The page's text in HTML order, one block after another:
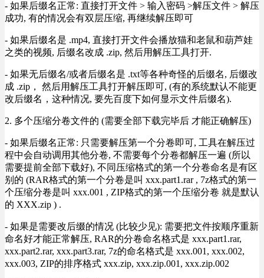
- 如果后缀名正常: 直接打开文件 > 输入密码 >解压文件 > 解压
成功, 有的情况会有双层压缩, 再继续解压即可
- 如果后缀名是 .mp4, 直接打开文件会播放猫和老鼠和葫芦娃
之类的视频, 后缀名改成 .zip, 然后用解压工具打开.
- 如果无后缀名/或者后缀名是 .txt等各种奇怪的后缀名, 后缀改
成 .zip， 然后用解压工具打开解压即可, (有的系统默认不能更
改后缀名，这种情况, 要先百度下如何显示文件后缀名).
2. 多个压缩分卷文件的 (需要全部下载完毕后 才能正确解压)
- 如果后缀名正常: 只需要解压第一个分卷即可, 工具在解压过
程中会自动调用其他分卷, 不需要每个分卷都解压一遍 (所以
需要提前全部下载好), 不同压缩格式的第一个分卷命名是有区
别的 (RAR格式的第一个分卷是叫 xxx.part1.rar , 7z格式的第一
个压缩分卷是叫 xxx.001 , ZIP格式的第一个压缩分卷 就是默认
的 XXX.zip ) .
- 如果是需要改后缀的情况 (比较少见): 需要把文件按顺序重新
命名好才能正常解压, RAR的分卷命名格式是 xxx.part1.rar,
xxx.part2.rar, xxx.part3.rar, 7z的命名格式是 xxx.001, xxx.002,
xxx.003, ZIP的排序格式 xxx.zip, xxx.zip.001, xxx.zip.002